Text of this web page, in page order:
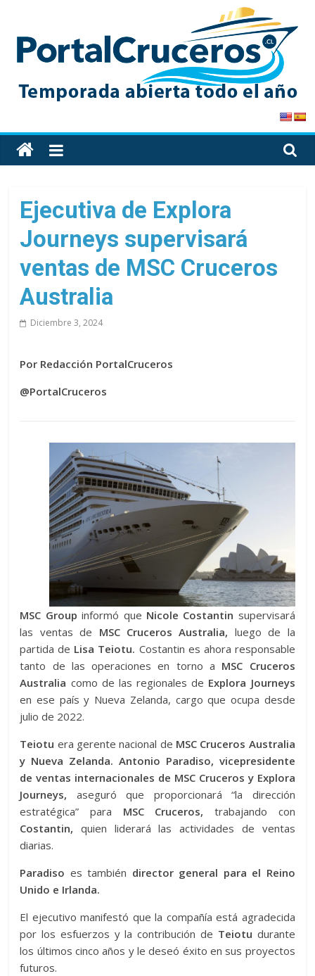
content
PortalCruceros
Toda
la
de
cruceros
solo
sitio
Ejecutiva de Explora
Journeys supervisará
ventas de MSC Cruceros
Australia
Diciembre 3, 2024
Por Redacción PortalCruceros
@PortalCruceros
MSC Group informó que Nicole Costantin supervisará
las ventas de MSC Cruceros Australia, luego de la
partida de Lisa Teiotu. Costantin es ahora responsable
tanto de las operaciones en torno a MSC Cruceros
Australia como de las regionales de Explora Journeys
en ese país y Nueva Zelanda, cargo que ocupa desde
julio de 2022.
Teiotu era gerente nacional de MSC Cruceros Australia
y Nueva Zelanda. Antonio Paradiso, vicepresidente
de ventas internacionales de MSC Cruceros y Explora
Journeys, aseguró que proporcionará “la dirección
estratégica” para MSC Cruceros, trabajando con
Costantin, quien liderará las actividades de ventas
diarias.
Paradiso es también director general para el Reino
Unido e Irlanda.
El ejecutivo manifestó que la compañía está agradecida
por los esfuerzos y la contribución de Teiotu durante
los últimos cinco años y le deseó éxito en sus proyectos
futuros.